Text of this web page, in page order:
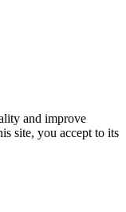
and improve
site, you accept to its